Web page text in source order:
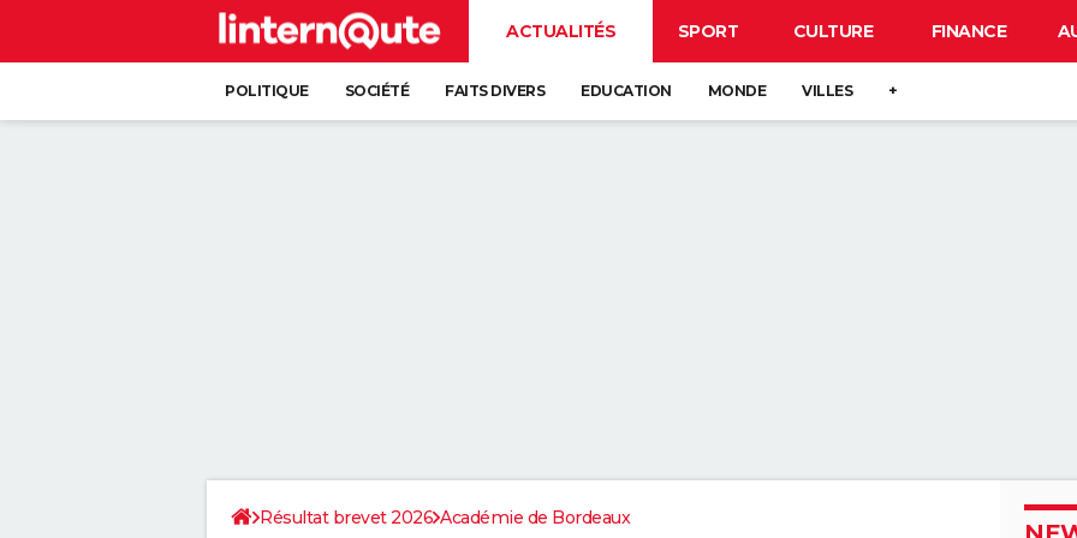
ACTUALITÉS SPORT CULTURE FINANCE
POLITIQUE SOCIÉTÉ FAITS DIVERS EDUCATION MONDE VILLES +
Résultat brevet 2026 Académie de Bordeaux